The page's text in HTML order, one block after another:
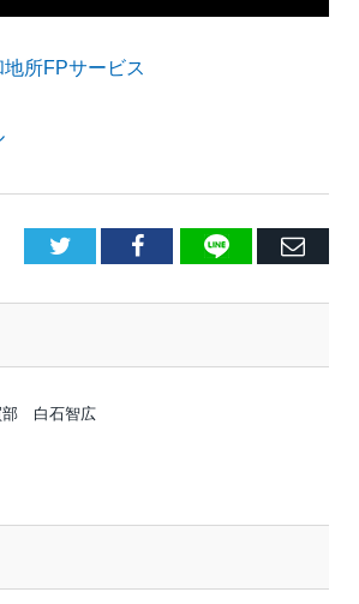
地所FPサービス
Facebook
LINE
E
部 白石智広